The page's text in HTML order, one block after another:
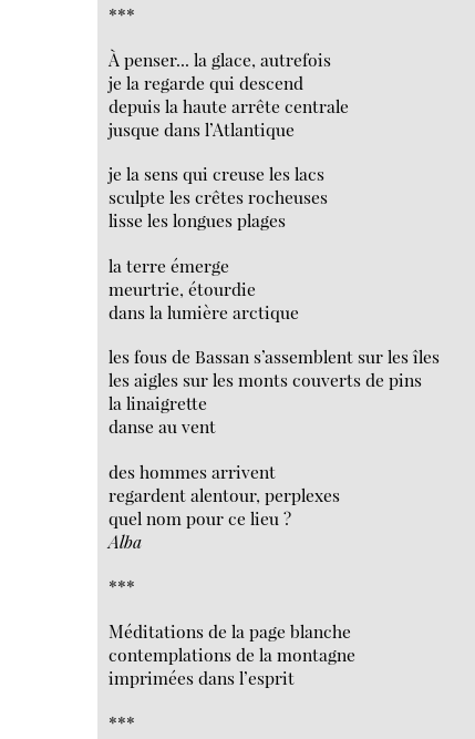
***
À penser... la glace, autrefois
je la regarde qui descend
depuis la haute arrête centrale
jusque dans l’Atlantique
je la sens qui creuse les lacs
sculpte les crêtes rocheuses
lisse les longues plages
la terre émerge
meurtrie, étourdie
dans la lumière arctique
les fous de Bassan s’assemblent sur les îles
les aigles sur les monts couverts de pins
la linaigrette
danse au vent
des hommes arrivent
regardent alentour, perplexes
quel nom pour ce lieu ?
Alba
***
Méditations de la page blanche
contemplations de la montagne
imprimées dans l’esprit
***